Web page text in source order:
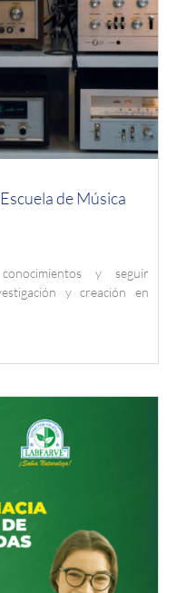
de Música
y seguir
y creación en